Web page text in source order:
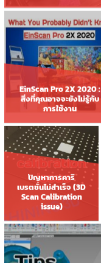
EinScan Pro 2X 2020 :
สิ่งที่คุณอาจจะยังไม่รู้กับ
การใช้งาน
ปัญหาการคาริ
เบรตชั่นไม่สำเร็จ (3D
Scan Calibration
issue)